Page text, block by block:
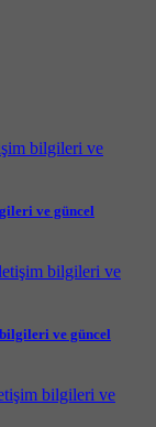
ve güncel
ve güncel